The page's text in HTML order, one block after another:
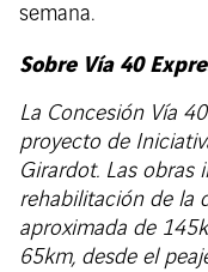
semana.
Sobre Vía 40
La Concesión Vía
proyecto de
Girardot. Las obras
rehabilitación de la
aproximada de
65km, desde el